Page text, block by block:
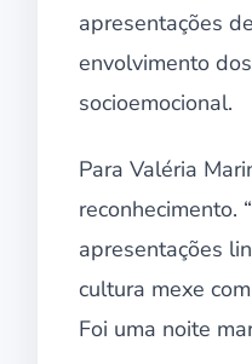
apresentações
envolvimento
socioemocional.
Para Valéria
reconhecimento.
apresentações
cultura mexe
Foi uma noite